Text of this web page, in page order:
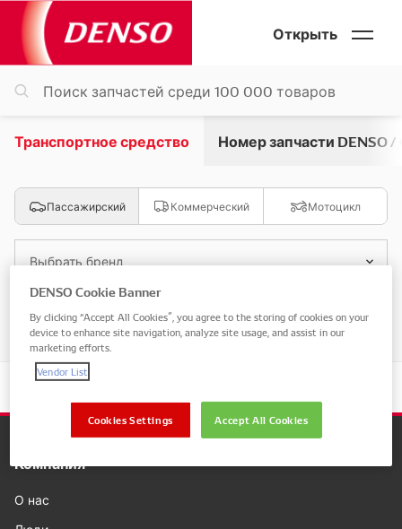
Открыть
Транспортное средство Номер запчасти DENSO /
Пассажирский Коммерческий Мотоцикл
Выбрать бренд
Выбрать модель
Компания
О нас
DENSO Cookie Banner
By clicking “Accept All Cookies”, you agree to the storing of cookies on your
device to enhance site navigation, analyze site usage, and assist in our
marketing efforts.
Vendor List
Accept All Cookies
Cookies Settings